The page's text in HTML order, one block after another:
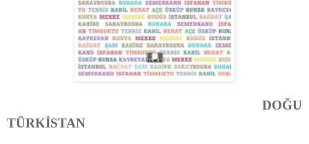
DOĞU
TÜRKİSTAN